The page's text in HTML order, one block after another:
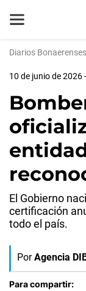
Diarios Bonaerenses
10 de junio de 2026
El Gobierno
certificación
todo el país.
Por Agencia
Para compartir: